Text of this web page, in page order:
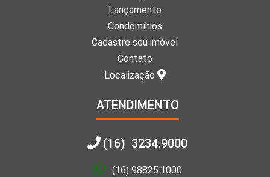
Lançamento
Condomínios
Cadastre seu imóvel
Contato
Localização
ATENDIMENTO
(16) 3234.9000
(16) 98825.1000